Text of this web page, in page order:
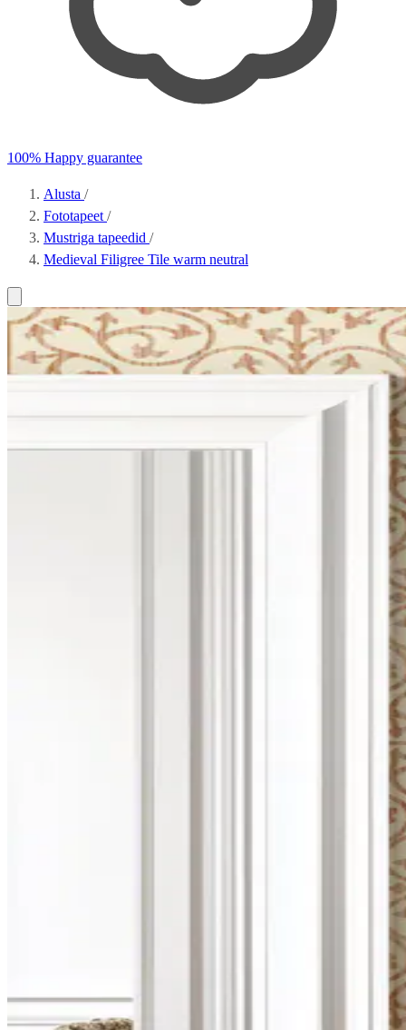
100% Happy guarantee
Alusta /
Fototapeet /
Mustriga tapeedid /
Medieval Filigree Tile warm neutral